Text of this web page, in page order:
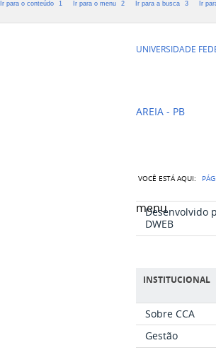
Ir para o conteúdo 1 Ir para o menu 2 Ir para a busca 3 Ir
UNIVERSIDADE
CCA
AREIA - PB
VOCÊ ESTÁ AQUI:
menu
Desenvolvido
DWEB
INSTITUCIONAL
Sobre CCA
Gestão